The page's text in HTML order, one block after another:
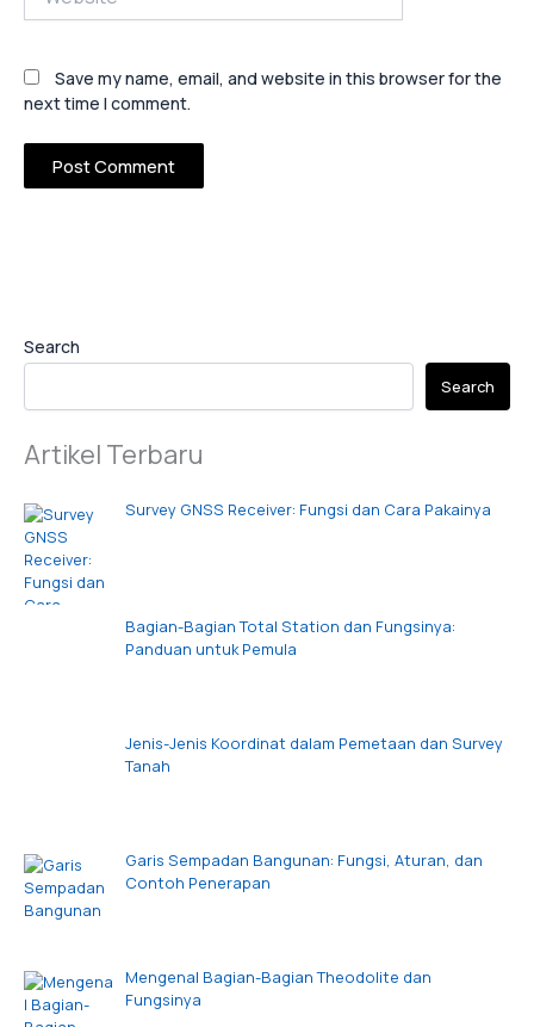
Search
Search
Artikel Terbaru
Survey GNSS Receiver: Fungsi dan Cara Pakainya
Bagian-Bagian Total Station dan Fungsinya:
Panduan untuk Pemula
Jenis-Jenis Koordinat dalam Pemetaan dan Survey
Tanah
Garis Sempadan Bangunan: Fungsi, Aturan, dan
Contoh Penerapan
Mengenal Bagian-Bagian Theodolite dan
Fungsinya
Save my name, email, and website in this browser for the
next time I comment.